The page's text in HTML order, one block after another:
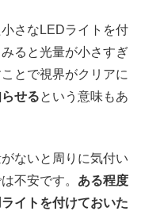
さなLEDライトを付
ると光量が小さすぎ
とで視界がクリアに
せるという意味もあ
ないと周りに気付い
不安です。 ある程度
イトを付けておいた